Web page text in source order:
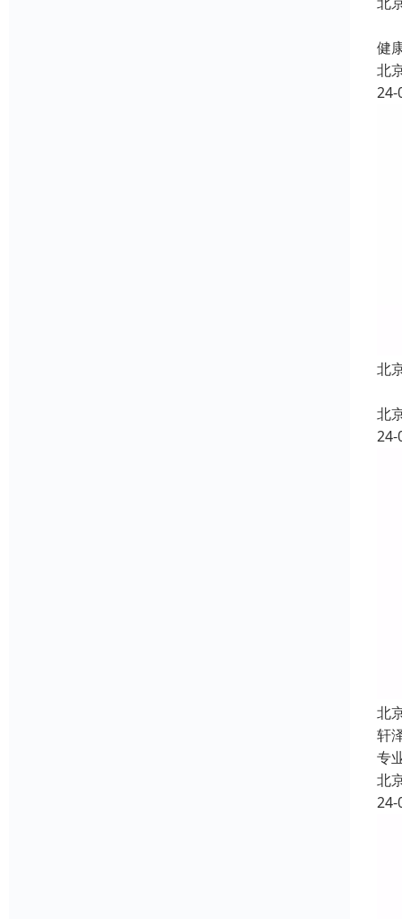
健
北
24-
北
北
24-
北
轩
专
北
24-